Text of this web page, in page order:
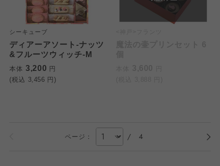
シーキューブ
ディアーアソート-ナッツ
&フルーツウィッチ-M
本体 3,200 円
(税込 3,456 円)
ページ： / 4